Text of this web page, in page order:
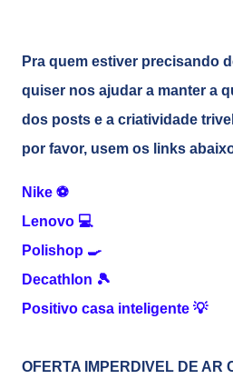
Pra quem estiver precisando
quiser nos ajudar a manter a
dos posts e a criatividade
por favor, usem os links
Nike ⚽
Lenovo 💻
Polishop 🍳
Decathlon 🎾
Positivo casa inteligente 💡
OFERTA IMPERDIVEL DE AR